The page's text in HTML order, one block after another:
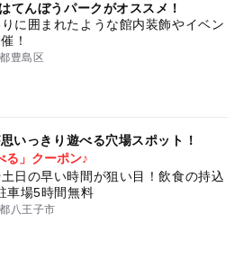
てんぼうパークがオススメ！
に囲まれたような館内装飾やイベン
！
豊島区
いっきり遊べる穴場スポット！
る」クーポン♪
日の早い時間が狙い目！飲食の持込
車場5時間無料
八王子市